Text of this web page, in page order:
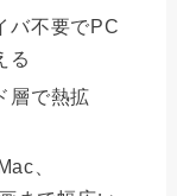
バ不要でPC
る
層で熱拡
、